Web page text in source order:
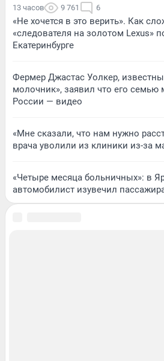
13 часов 9 761 6
«Не хочется в это верить». Как
«следователя на золотом Lexus»
Екатеринбурге
Фермер Джастас Уолкер,
молочник», заявил что его семью
России — видео
«Мне сказали, что нам нужно
врача уволили из клиники из-за
«Четыре месяца больничных»: в
автомобилист изувечил